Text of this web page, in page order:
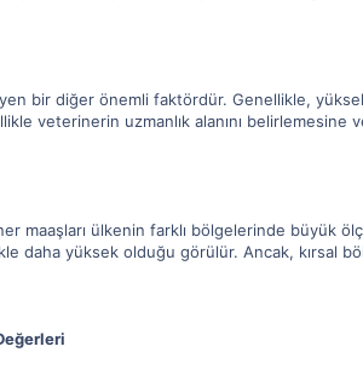
bir diğer önemli faktördür. Genellikle,
veterinerin uzmanlık alanını
maaşları ülkenin farklı bölgelerinde büyük
daha yüksek olduğu görülür. Ancak, kırsal